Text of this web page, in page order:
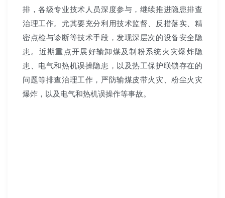
排，各级专业技术人员深度参与，继续推进隐患排查
治理工作。尤其要充分利用技术监督、反措落实、精
密点检与诊断等技术手段，发现深层次的设备安全隐
患。近期重点开展好输卸煤及制粉系统火灾爆炸隐
患、电气和热机误操隐患，以及热工保护联锁存在的
问题等排查治理工作，严防输煤皮带火灾、粉尘火灾
爆炸，以及电气和热机误操作等事故。